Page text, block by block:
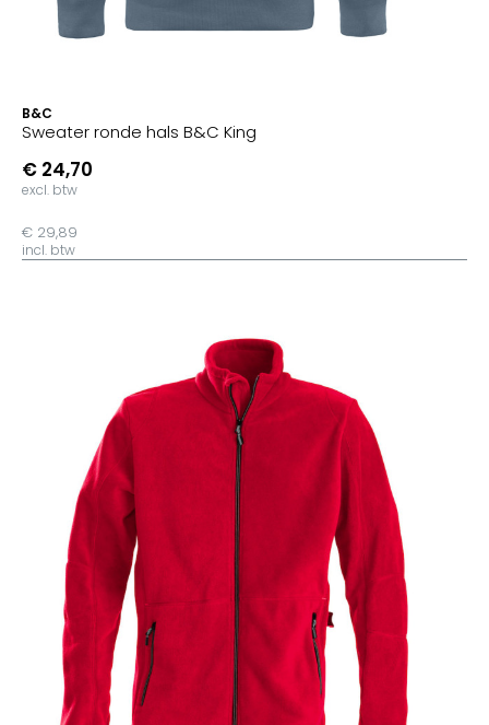
B&C
Sweater ronde hals B&C King
€ 24,70
excl. btw
€ 29,89
incl. btw